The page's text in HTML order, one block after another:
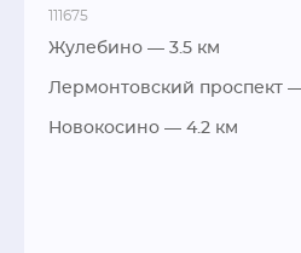
какой он есть
...Только
творческих и физических
...Подготовка детей к
111675
Жулебино — 3.5 км
Лермонтовский проспект
Новокосино — 4.2 км